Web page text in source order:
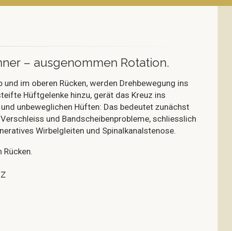
– ausgenommen Rotation.
im oberen Rücken, werden Drehbewegung ins
Hüftgelenke hinzu, gerät das Kreuz ins
unbeweglichen Hüften: Das bedeutet zunächst
und Bandscheibenprobleme, schliesslich
Wirbelgleiten und Spinalkanalstenose.